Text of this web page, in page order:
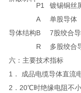
P1
镀锡铜丝
导体结构
A
单股导体
B
7股绞合
R
多股绞合
六：主要技术指标
1． 成品电缆导体直流
2．20℃时绝缘电阻不